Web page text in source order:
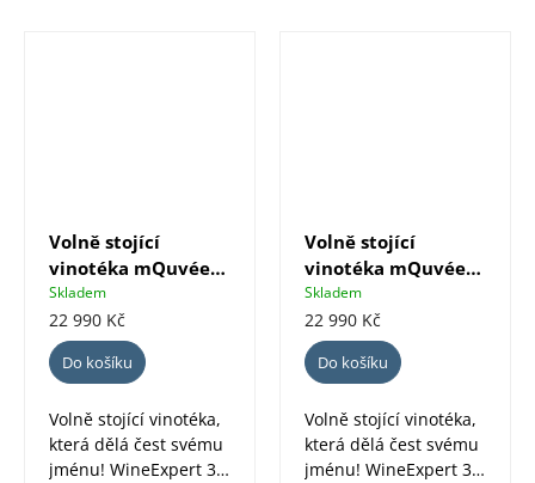
Volně stojící
vinotéka mQuvée
WineExpert 38
Fullglass černá
Skladem
22 990 Kč
Do košíku
Volně stojící vinotéka,
která dělá čest svému
jménu! WineExpert 38
Volně stojící
vinotéka mQuvée
WineExpert 38
nerez
Skladem
22 990 Kč
Do košíku
Volně stojící vinotéka,
která dělá čest svému
jménu! WineExpert 38